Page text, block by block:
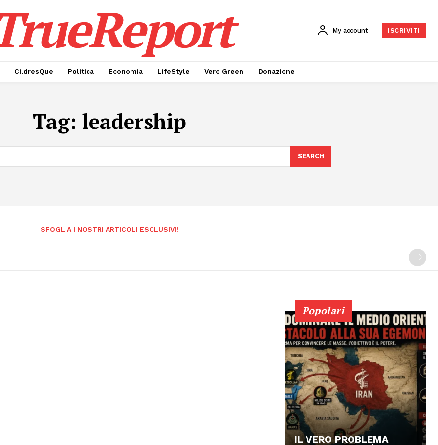
My account ISCRIVITI
CildresQue Politica Economia LifeStyle Vero Green Donazione
Tag: leadership
SEARCH
SFOGLIA I NOSTRI ARTICOLI ESCLUSIVI!
Popolari
IL VERO PROBLEMA